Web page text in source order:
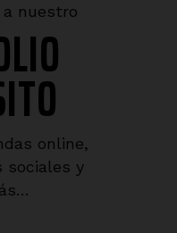
a nuestro
online,
sociales y